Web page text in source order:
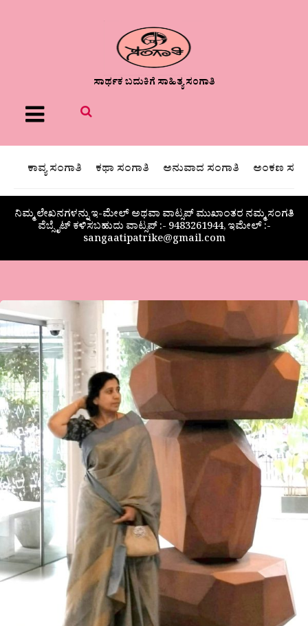
ಸಾರ್ಥಕ ಬದುಕಿಗೆ ಸಾಹಿತ್ಯ ಸಂಗಾತಿ
Menu
ಕಾವ್ಯ ಸಂಗಾತಿ ಕಥಾ ಸಂಗಾತಿ ಅನುವಾದ ಸಂಗಾತಿ ಅಂಕಣ
ನಿಮ್ಮ ಲೇಖನಗಳನ್ನು ಇ-ಮೇಲ್ ಅಥವಾ ವಾಟ್ಸಪ್ ಮುಖಾಂತರ ನಮ್ಮ ಸಂಗತಿ
ವೆಬ್ಸೈಟ್ ಕಳಿಸಬಹುದು ವಾಟ್ಸಪ್‌ :- 9483261944, ಇಮೇಲ್ :-
sangaatipatrike@gmail.com
ದೇಶಮುಖ
ಅವರ
ಕವಿತೆ-
ಕಾಯುತ್ತಿರುವಳು.